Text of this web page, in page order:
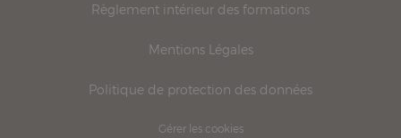
Règlement intérieur des formations
Mentions Légales
Politique de protection des données
Gérer les cookies